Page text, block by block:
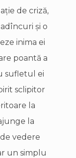
de criză,
şi o
inima ei
poantă a
sufletul ei
sclipitor
la
la
vedere
un simplu